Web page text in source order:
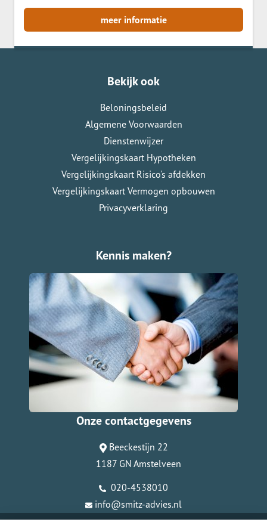
meer informatie
Bekijk ook
Beloningsbeleid
Algemene Voorwaarden
Dienstenwijzer
Vergelijkingskaart Hypotheken
Vergelijkingskaart Risico's afdekken
Vergelijkingskaart Vermogen opbouwen
Privacyverklaring
Kennis maken?
Onze contactgegevens
Beeckestijn 22
1187 GN Amstelveen
020-4538010
info@smitz-advies.nl